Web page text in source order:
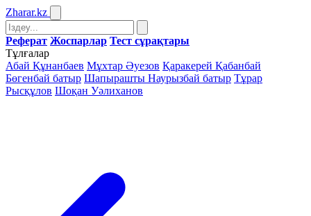
Zharar.kz
Реферат Жоспарлар Тест сұрақтары
Тұлғалар
Абай Құнанбаев Мұхтар Әуезов Қаракерей Қабанбай
Бөгенбай батыр Шапырашты Наурызбай батыр Тұрар
Рысқұлов Шоқан Уәлиханов